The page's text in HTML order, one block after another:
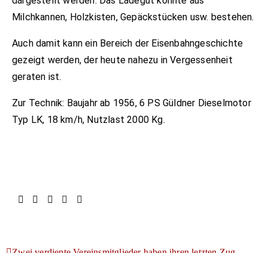
Milchkannen, Holzkisten, Gepäckstücken usw. bestehen.
Auch damit kann ein Bereich der Eisenbahngeschichte
gezeigt werden, der heute nahezu in Vergessenheit
geraten ist.
Zur Technik: Baujahr ab 1956, 6 PS Güldner Dieselmotor
Typ LK, 18 km/h, Nutzlast 2000 Kg.